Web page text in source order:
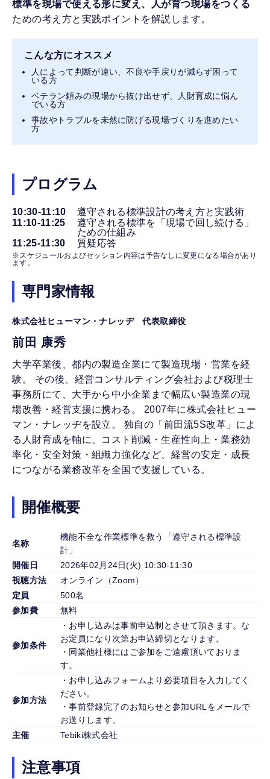
標準を現場で使える形に変え、人が育つ現場をつくる
ための考え方と実践ポイントを解説します。
こんな方にオススメ
人によって判断が違い、不良や手戻りが減らず困って
いる方
ベテラン頼みの現場から抜け出せず、人財育成に悩ん
でいる方
事故やトラブルを未然に防げる現場づくりを進めたい
方
プログラム
10:30-11:10
遵守される標準設計の考え方と実践術
11:10-11:25
遵守される標準を「現場で回し続ける」
ための仕組み
11:25-11:30
質疑応答
※スケジュールおよびセッション内容は予告なしに変更になる場合があり
ます。
専門家情報
株式会社ヒューマン・ナレッヂ 代表取締役
前田 康秀
大学卒業後、都内の製造企業にて製造現場・営業を経
験。 その後、経営コンサルティング会社および税理士
事務所にて、大手から中小企業まで幅広い製造業の現
場改善・経営支援に携わる。 2007年に株式会社ヒュー
マン・ナレッヂを設立。 独自の「前田流5S改革」によ
る人財育成を軸に、コスト削減・生産性向上・業務効
率化・安全対策・組織力強化など、経営の安定・成長
につながる業務改革を全国で支援している。
開催概要
名称
機能不全な作業標準を救う「遵守される標準設
計」
開催日
2026年02月24日(火) 10:30-11:30
視聴方法
オンライン（Zoom）
定員
500名
参加費
無料
参加条件
・お申し込みは事前申込制とさせて頂きます。な
お定員になり次第お申込締切となります。
・同業他社様にはご参加をご遠慮頂いておりま
す。
参加方法
・お申し込みフォームより必要項目を入力してく
ださい。
・事前登録完了のお知らせと参加URLをメールで
お送りします。
主催
Tebiki株式会社
注意事項